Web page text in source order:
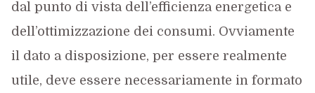
dal punto di vista dell’efficienza energetica e
dell’ottimizzazione dei consumi. Ovviamente
il dato a disposizione, per essere realmente
utile, deve essere necessariamente in formato